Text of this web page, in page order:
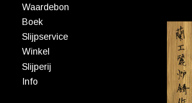
Waardebon
Boek
Slijpservice
Winkel
Slijperij
Info